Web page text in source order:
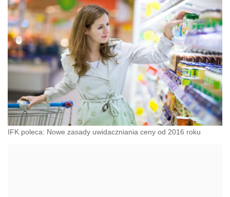
IFK poleca: Nowe zasady uwidaczniania ceny od 2016 roku